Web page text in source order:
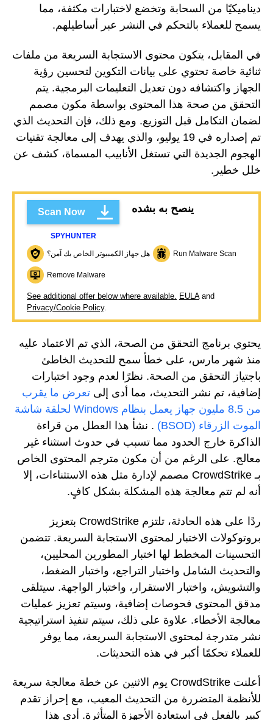
ديناميكيًا من السحابة وتخضع لاختبارات مكثفة، مما
يسمح للعملاء بالتحكم في النشر عبر أساطيلهم.
في المقابل، يتكون محتوى الاستجابة السريعة من ملفات
ثنائية خاصة تحتوي على بيانات التكوين لتحسين رؤية
الجهاز واكتشافه دون تعديل التعليمات البرمجية. يتم
التحقق من صحة هذا المحتوى بواسطة مكون مصمم
لضمان التكامل قبل التوزيع. ومع ذلك، فإن التحديث الذي
تم إصداره في 19 يوليو، والذي يهدف إلى معالجة تقنيات
الهجوم الجديدة التي تستغل الأنابيب المسماة، كشف عن
خلل خطير.
Scan Now
SPYHUNTER
ينصح به بشده
هل جهاز الكمبيوتر الخاص بك آمن؟ Run Malware Scan
Remove Malware
See additional offer below where available. EULAand
Privacy/Cookie Policy.
يحتوي برنامج التحقق من الصحة، الذي تم الاعتماد عليه
منذ شهر مارس، على خطأ سمح للتحديث الخاطئ
باجتياز التحقق من الصحة. نظرًا لعدم وجود اختبارات
إضافية، تم نشر التحديث، مما أدى إلى تعرض ما يقرب
من 8.5 مليون جهاز يعمل بنظام Windows لحلقة شاشة
الموت الزرقاء (BSOD)
. نشأ هذا العطل من قراءة
الذاكرة خارج الحدود مما تسبب في حدوث استثناء غير
معالج. على الرغم من أن مكون مترجم المحتوى الخاص
بـ CrowdStrike مصمم لإدارة مثل هذه الاستثناءات، إلا
أنه لم تتم معالجة هذه المشكلة بشكل كافٍ.
ردًا على هذه الحادثة، تلتزم CrowdStrike بتعزيز
بروتوكولات الاختبار لمحتوى الاستجابة السريعة. تتضمن
التحسينات المخطط لها اختبار المطورين المحليين،
والتحديث الشامل واختبار التراجع، واختبار الضغط،
والتشويش، واختبار الاستقرار، واختبار الواجهة. سيتلقى
مدقق المحتوى فحوصات إضافية، وسيتم تعزيز عمليات
معالجة الأخطاء. علاوة على ذلك، سيتم تنفيذ استراتيجية
نشر متدرجة لمحتوى الاستجابة السريعة، مما يوفر
للعملاء تحكمًا أكبر في هذه التحديثات.
أعلنت CrowdStrike يوم الاثنين عن خطة معالجة سريعة
للأنظمة المتضررة من التحديث المعيب، مع إحراز تقدم
كبير بالفعل في استعادة الأجهزة المتأثرة. أدى هذا